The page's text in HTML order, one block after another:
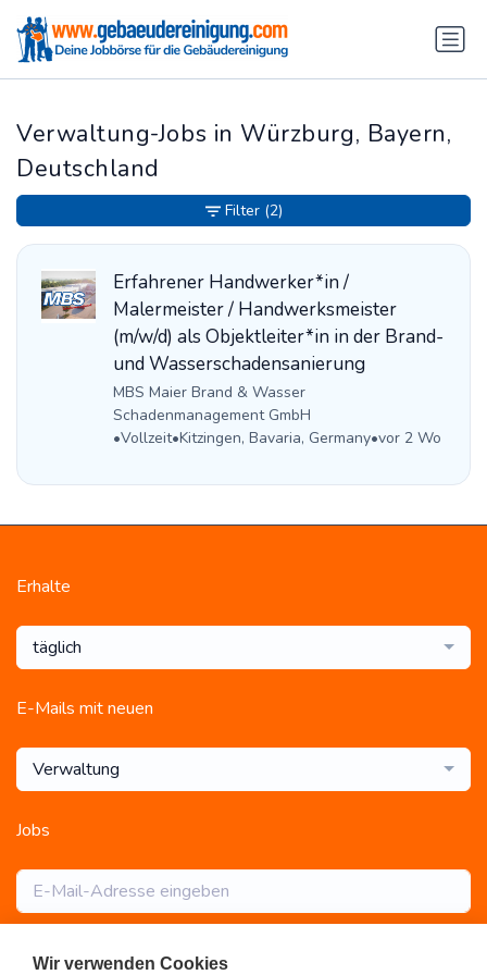
Verwaltung-Jobs in Würzburg, Bayern,
Deutschland
Erfahrener Handwerker*in /
Malermeister / Handwerksmeister
(m/w/d) als Objektleiter*in in der Brand-
und Wasserschadensanierung
MBS Maier Brand & Wasser
Schadenmanagement GmbH
•Vollzeit•Kitzingen, Bavaria, Germany•vor 2 Wo
Filter (2)
Erhalte
täglich
E-Mails mit neuen
Verwaltung
Jobs
Abonnieren
Wir verwenden Cookies